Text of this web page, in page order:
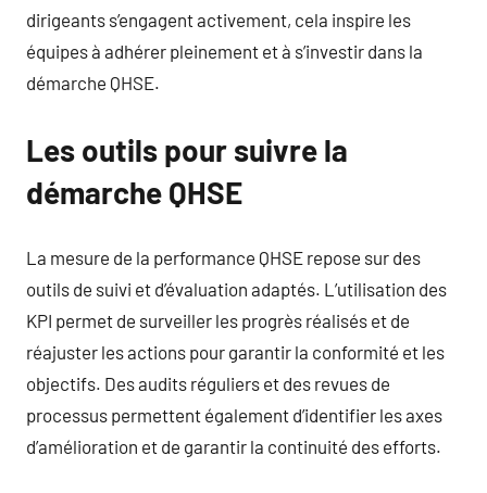
dirigeants s’engagent activement, cela inspire les
équipes à adhérer pleinement et à s’investir dans la
démarche QHSE.
Les outils pour suivre la
démarche QHSE
La mesure de la performance QHSE repose sur des
outils de suivi et d’évaluation adaptés. L’utilisation des
KPI permet de surveiller les progrès réalisés et de
réajuster les actions pour garantir la conformité et les
objectifs. Des audits réguliers et des revues de
processus permettent également d’identifier les axes
d’amélioration et de garantir la continuité des efforts.